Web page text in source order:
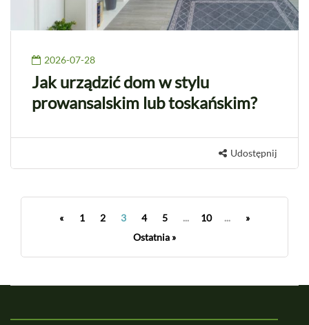
2026-07-28
Jak urządzić dom w stylu
prowansalskim lub toskańskim?
Udostępnij
« 1 2 3 4 5 ... 10 ...
»
Ostatnia »